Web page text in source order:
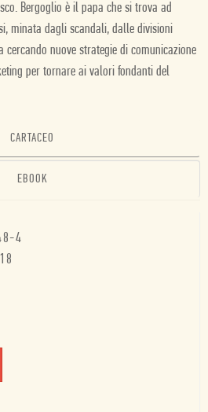
Bergoglio è il papa che si trova ad
minata dagli scandali, dalle divisioni
nuove strategie di comunicazione
per tornare ai valori fondanti del
CARTACEO
EBOOK
4